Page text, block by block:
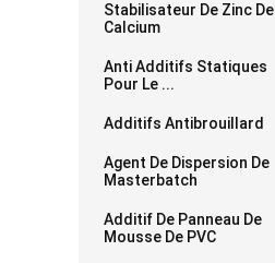
Stabilisateur De Zinc De
Calcium
Anti Additifs Statiques
Pour Le ...
Additifs Antibrouillard
Agent De Dispersion De
Masterbatch
Additif De Panneau De
Mousse De PVC